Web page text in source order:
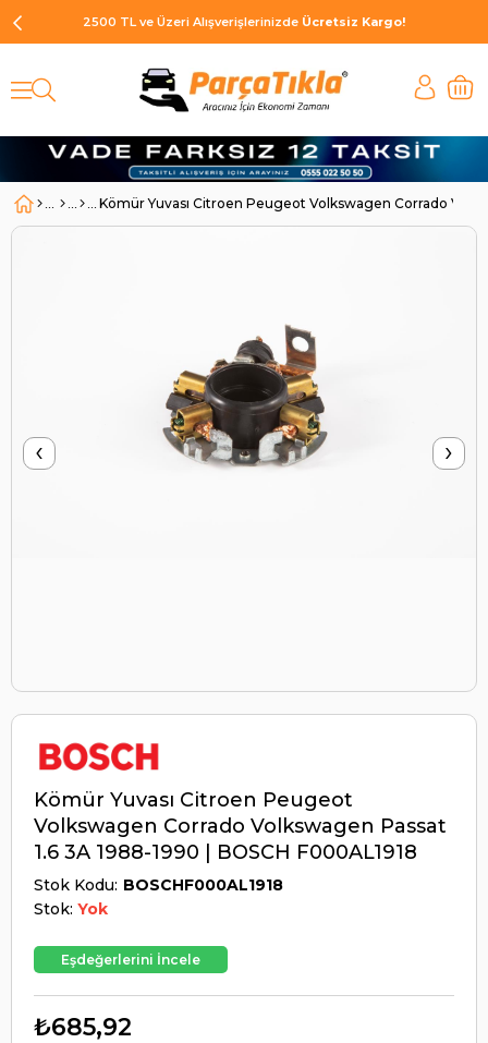
2500 TL ve Üzeri Alışverişlerinizde Ücretsiz Kargo!
Kömür Yuvası Citroen Peugeot Volkswagen Corrado
‹ ›
Kömür Yuvası Citroen Peugeot
Volkswagen Corrado Volkswagen Passat
1.6 3A 1988-1990 | BOSCH F000AL1918
Stok Kodu BOSCHF000AL1918
Stok: Yok
Eşdeğerlerini İncele
₺685,92